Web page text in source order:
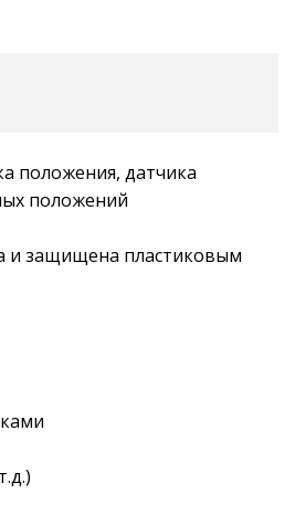
положения, датчика
положений
и защищена пластиковым